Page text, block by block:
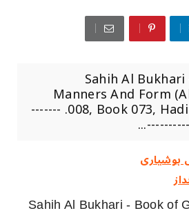
Sahih Al
Manners And Form
008, Book 073, Hadith Number 047. -------
ہوشیاری
Sahih Al Bukhari - Book of